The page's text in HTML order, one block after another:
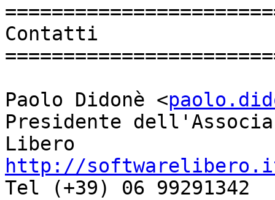
Contatti
Paolo Didonè <
Presidente
http://
Tel (+39) 06 99291342